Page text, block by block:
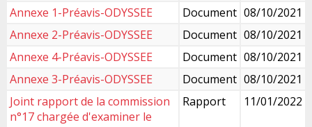
Annexe 1-Préavis-ODYSSEE
Document 08/10/2021
Annexe 2-Préavis-ODYSSEE
Document 08/10/2021
Annexe 4-Préavis-ODYSSEE
Document 08/10/2021
Annexe 3-Préavis-ODYSSEE
Document 08/10/2021
Joint rapport de la commission
n°17 chargée d'examiner le
Rapport 11/01/2022